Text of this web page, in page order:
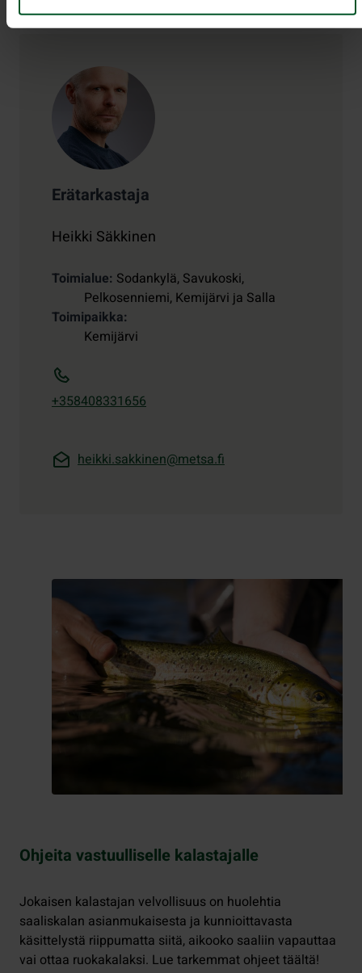
Erätarkastaja
Heikki Säkkinen
Toimialue Sodankylä, Savukoski,
Pelkosenniemi, Kemijärvi ja Salla
Toimipaikka
Kemijärvi
+358408331656
heikki.sakkinen@metsa.fi
Ohjeita vastuulliselle kalastajalle
Jokaisen kalastajan velvollisuus on huolehtia
saaliskalan asianmukaisesta ja kunnioittavasta
käsittelystä riippumatta siitä, aikooko saaliin vapauttaa
vai ottaa ruokakalaksi. Lue tarkemmat ohjeet täältä!